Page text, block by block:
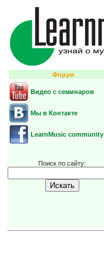
Форум
Видео с семинаров
Мы в Контакте
LearnMusic community
Поиск по сайту: